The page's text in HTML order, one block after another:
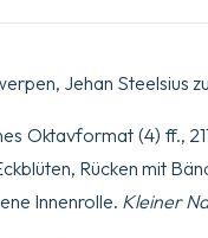
Jehan Steelsius
Oktavformat (4) ff.,
Rücken mit
Innenrolle. Kleiner